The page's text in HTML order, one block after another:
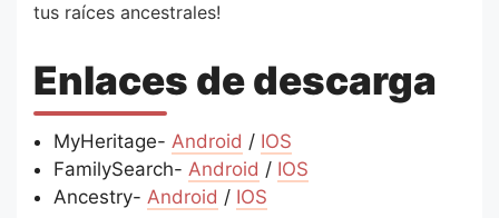
tus raíces ancestrales!
Enlaces de descarga
MyHeritage- Android / IOS
FamilySearch- Android / IOS
Ancestry- Android / IOS